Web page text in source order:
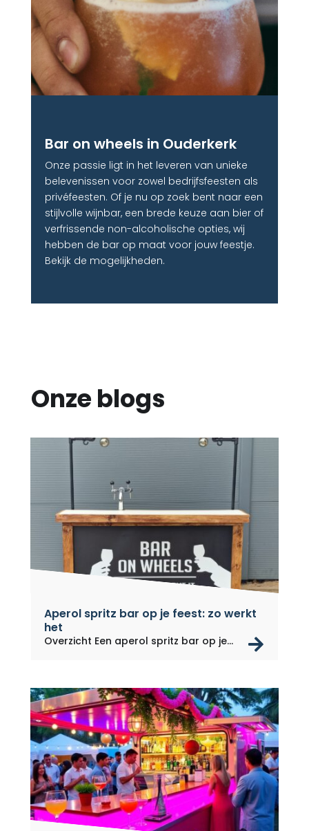
Bar on wheels in Ouderkerk
Onze passie ligt in het leveren van unieke
belevenissen voor zowel bedrijfsfeesten als
privéfeesten. Of je nu op zoek bent naar een
stijlvolle wijnbar, een brede keuze aan bier of
verfrissende non-alcoholische opties, wij
hebben de bar op maat voor jouw feestje.
Bekijk de mogelijkheden.
Onze blogs
Aperol spritz bar op je feest: zo werkt
het
Overzicht Een aperol spritz bar op je...